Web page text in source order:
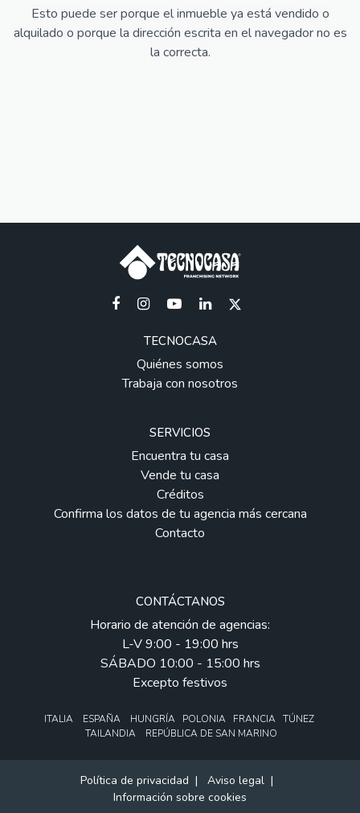
Esto puede ser porque el inmueble ya está vendido o
alquilado o porque la dirección escrita en el navegador no es
la correcta.
TECNOCASA
Quiénes somos
Trabaja con nosotros
SERVICIOS
Encuentra tu casa
Vende tu casa
Créditos
Confirma los datos de tu agencia más cercana
Contacto
CONTÁCTANOS
Horario de atención de agencias:
L-V 9:00 - 19:00 hrs
SÁBADO 10:00 - 15:00 hrs
Excepto festivos
ITALIA ESPAÑA HUNGRÍA POLONIA FRANCIA TÚNEZ
TAILANDIA REPÚBLICA DE SAN MARINO
Política de privacidad | Aviso legal |
Información sobre cookies